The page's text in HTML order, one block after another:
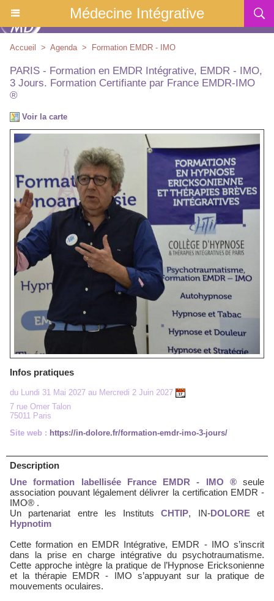
Médecine Intégrative
Accueil > Agenda > Formation EMDR - IMO
PARIS - Formation en EMDR Intégrative, EMDR - IMO,
3 Jours. Formation Certifiante par France EMDR-IMO
®
Voir la carte
Infos pratiques
du Lundi 31 Mai 2027 au Mercredi 2 Juin 2027
7 rue Omer Talon
75011 Paris
Site web : https://in-dolore.fr/formation-emdr-imo-3-jours/
Description
Une formation labellisée
France EMDR - IMO ®seule
association pouvant légalement délivrer la certification EMDR -
IMO® .
Un partenariat entre les InstitutsCHTIP, IN-DOLOREet
Hypnotim
Cette formation en EMDR Intégrative, EMDR - IMO s’inscrit
dans la prise en charge intégrative du psychotraumatisme.
Cette approche intègre la pratique de l’Hypnose Ericksonienne
et la thérapie EMDR - IMO s’appuyant sur la pratique de
mouvements oculaires.